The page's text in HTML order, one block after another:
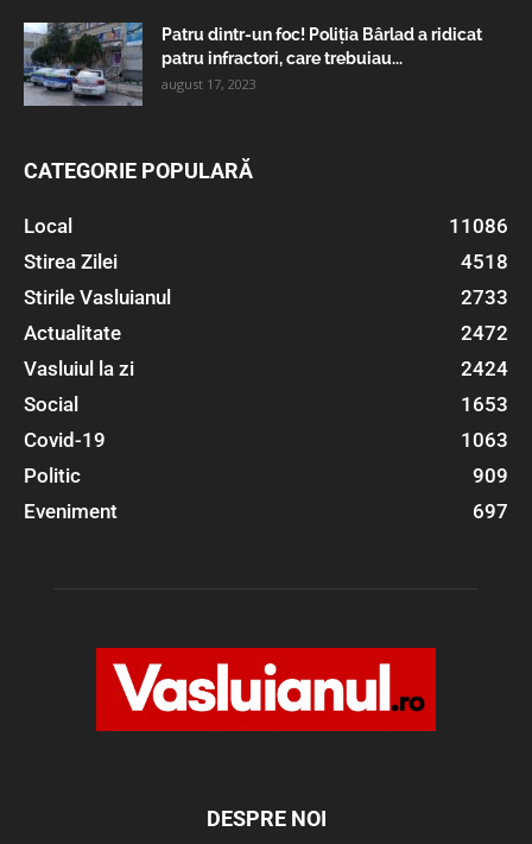
Patru dintr-un foc! Poliția Bârlad a ridicat
patru infractori, care trebuiau...
august 17, 2023
CATEGORIE POPULARĂ
Local
11086
Stirea Zilei
4518
Stirile Vasluianul
2733
Actualitate
2472
Vasluiul la zi
2424
Social
1653
Covid-19
1063
Politic
909
Eveniment
697
DESPRE NOI